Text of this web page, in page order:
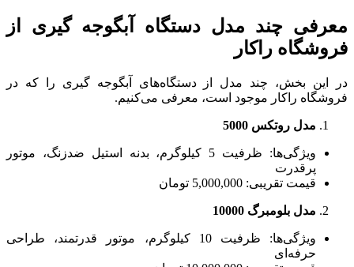
معرفی چند مدل دستگاه آبگوجه گیری از
فروشگاه راکار
در این بخش، چند مدل از دستگاه‌های آبگوجه گیری را که در
فروشگاه راکار موجود است، معرفی می‌کنیم.
مدل روتکس 5000
ویژگی‌ها: ظرفیت 5 کیلوگرم، بدنه استیل ضدزنگ، موتور
پرقدرت
قیمت تقریبی: 5,000,000 تومان
مدل بلومبرگ 10000
ویژگی‌ها: ظرفیت 10 کیلوگرم، موتور قدرتمند، طراحی
حرفه‌ای